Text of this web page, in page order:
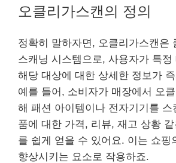
오클리가스캔의 정의
정확히 말하자면, 오클리가스캔은
스캐닝 시스템으로, 사용자가 특정
해당 대상에 대한 상세한 정보가
예를 들어, 소비자가 매장에서 오
해 패션 아이템이나 전자기기를 스
품에 대한 가격, 리뷰, 재고 상황
를 쉽게 얻을 수 있어요. 이는 쇼핑
향상시키는 요소로 작용하죠.